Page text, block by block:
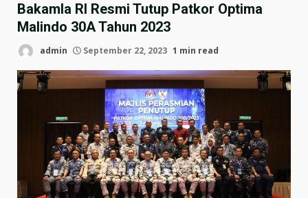
Bakamla RI Resmi Tutup Patkor Optima
Malindo 30A Tahun 2023
admin September 22, 2023 1 min read